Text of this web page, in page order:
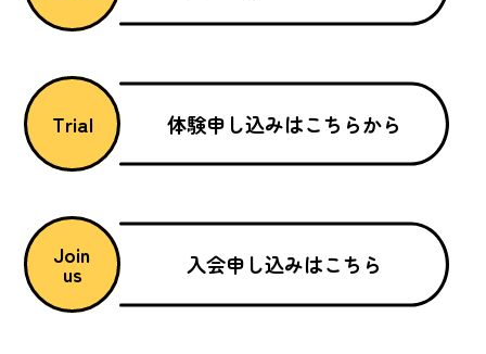
Trial 体験申し込みはこちらから
Join
us 入会申し込みはこちら